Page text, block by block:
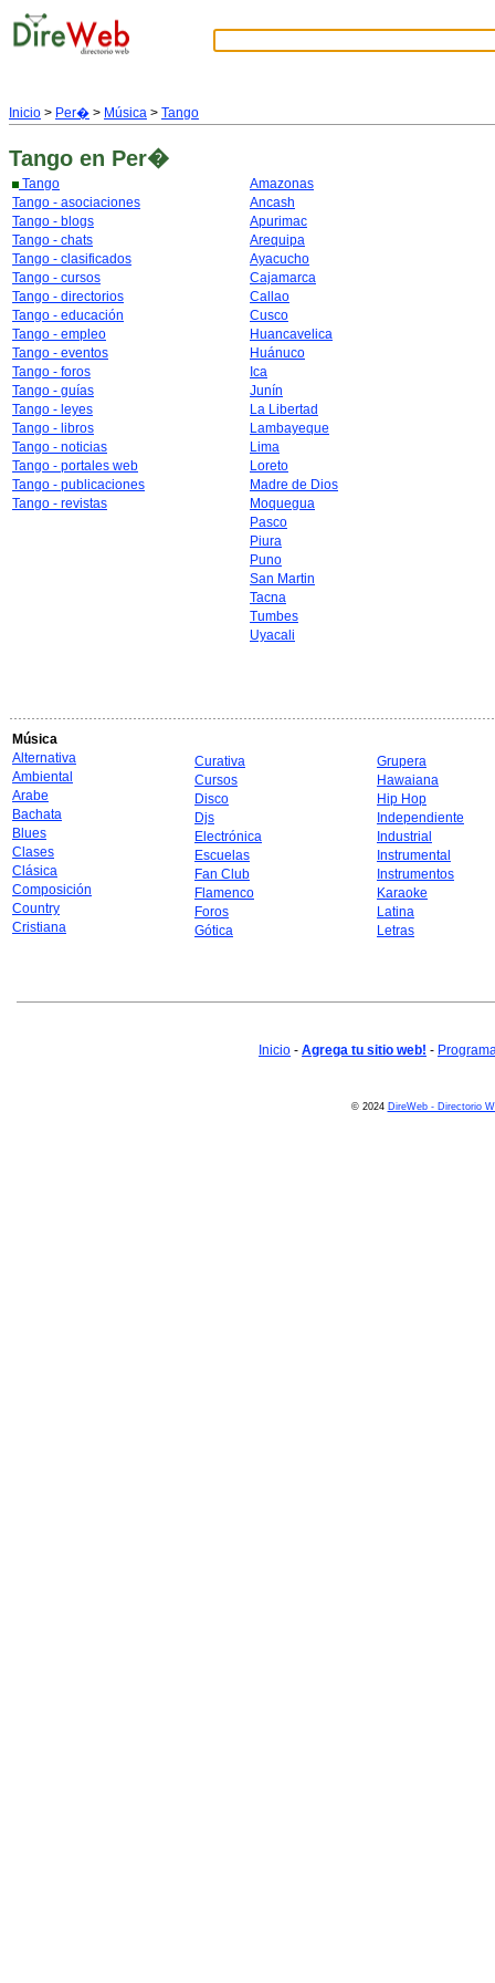
Inicio > Per� > Música > Tango
Tango en Per�
Tango
Tango - asociaciones
Tango - blogs
Tango - chats
Tango - clasificados
Tango - cursos
Tango - directorios
Tango - educación
Tango - empleo
Tango - eventos
Tango - foros
Tango - guías
Tango - leyes
Tango - libros
Tango - noticias
Tango - portales web
Tango - publicaciones
Tango - revistas
Amazonas
Ancash
Apurimac
Arequipa
Ayacucho
Cajamarca
Callao
Cusco
Huancavelica
Huánuco
Ica
Junín
La Libertad
Lambayeque
Lima
Loreto
Madre de Dios
Moquegua
Pasco
Piura
Puno
San Martin
Tacna
Tumbes
Uyacali
Música
Alternativa
Ambiental
Arabe
Bachata
Blues
Clases
Clásica
Composición
Country
Cristiana
Curativa
Cursos
Disco
Djs
Electrónica
Escuelas
Fan Club
Flamenco
Foros
Gótica
Grupera
Hawaiana
Hip Hop
Independiente
Industrial
Instrumental
Instrumentos
Karaoke
Latina
Letras
Inicio - Agrega tu sitio web! -
© 2024 DireWeb - Directorio